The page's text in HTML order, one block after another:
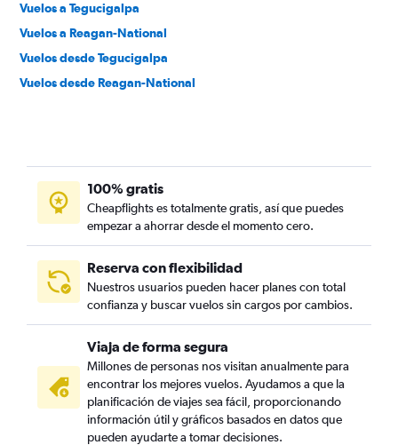
Vuelos a Tegucigalpa
Vuelos a Reagan-National
Vuelos desde Tegucigalpa
Vuelos desde Reagan-National
100% gratis
Cheapflights es totalmente gratis, así que puedes
empezar a ahorrar desde el momento cero.
Reserva con flexibilidad
Nuestros usuarios pueden hacer planes con total
confianza y buscar vuelos sin cargos por cambios.
Viaja de forma segura
Millones de personas nos visitan anualmente para
encontrar los mejores vuelos. Ayudamos a que la
planificación de viajes sea fácil, proporcionando
información útil y gráficos basados en datos que
pueden ayudarte a tomar decisiones.